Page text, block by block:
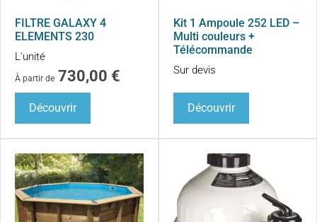
FILTRE GALAXY 4
ELEMENTS 230
L'unité
À partir de 730,00 €
Découvrir
Kit 1 Ampoule 252 LED –
Multi couleurs +
Télécommande
Sur devis
Découvrir